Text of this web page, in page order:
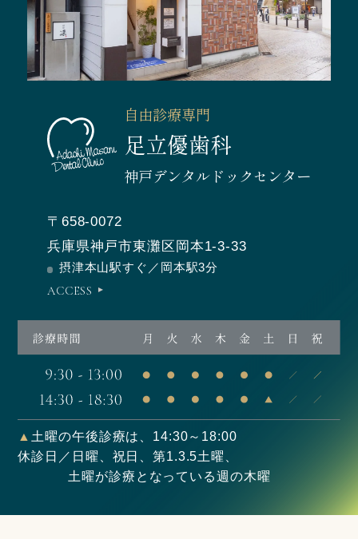
自由診療専門
足立優歯科
神戸デンタルドックセンター
〒658-0072
兵庫県神戸市東灘区岡本1-3-33
摂津本山駅すぐ／岡本駅3分
ACCESS
▲ 土曜の午後診療は、14:30～18:00
休診日／日曜、祝日、第1.3.5土曜、
土曜が診療となっている週の木曜